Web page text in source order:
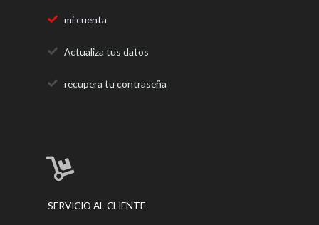
mi cuenta
Actualiza tus datos
recupera tu contraseña
SERVICIO AL CLIENTE